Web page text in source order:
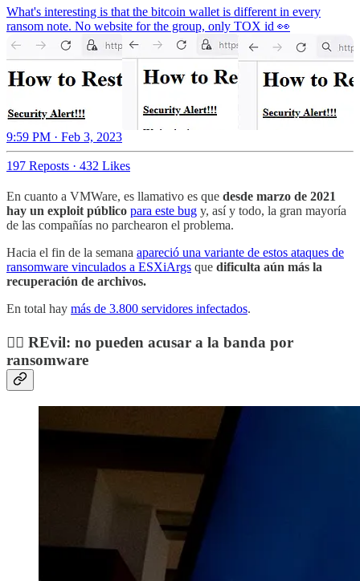
What's interesting is that the bitcoin wallet is different in every
ransom note. No website for the group, only TOX id 👀
9:59 PM · Feb 3, 2023
197 Reposts · 432 Likes
En cuanto a VMWare, es llamativo es que desde marzo de 2021
hay un exploit público para este bug y, así y todo, la gran mayoría
de las compañías no parchearon el problema.
Hacia el fin de la semana apareció una variante de estos ataques de
ransomware vinculados a ESXiArgs que dificulta aún más la
recuperación de archivos.
En total hay más de 3.800 servidores infectados.
👨‍⚖️ REvil: no pueden acusar a la banda por
ransomware